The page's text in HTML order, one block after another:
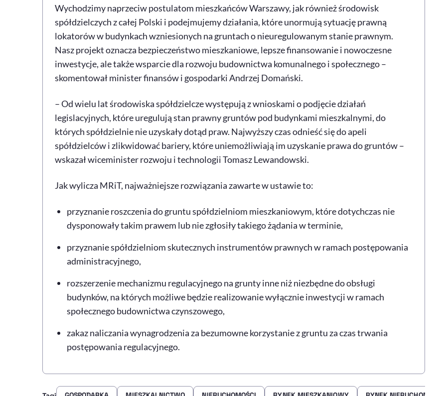
Wychodzimy naprzeciw postulatom mieszkańców Warszawy, jak również środowisk
spółdzielczych z całej Polski i podejmujemy działania, które unormują sytuację prawną
lokatorów w budynkach wzniesionych na gruntach o nieuregulowanym stanie prawnym.
Nasz projekt oznacza bezpieczeństwo mieszkaniowe, lepsze finansowanie i nowoczesne
inwestycje, ale także wsparcie dla rozwoju budownictwa komunalnego i społecznego –
skomentował minister finansów i gospodarki Andrzej Domański.
– Od wielu lat środowiska spółdzielcze występują z wnioskami o podjęcie działań
legislacyjnych, które uregulują stan prawny gruntów pod budynkami mieszkalnymi, do
których spółdzielnie nie uzyskały dotąd praw. Najwyższy czas odnieść się do apeli
spółdzielców i zlikwidować bariery, które uniemożliwiają im uzyskanie prawa do gruntów –
wskazał wiceminister rozwoju i technologii Tomasz Lewandowski.
Jak wylicza MRiT, najważniejsze rozwiązania zawarte w ustawie to:
przyznanie roszczenia do gruntu spółdzielniom mieszkaniowym, które dotychczas nie
dysponowały takim prawem lub nie zgłosiły takiego żądania w terminie,
przyznanie spółdzielniom skutecznych instrumentów prawnych w ramach postępowania
administracyjnego,
rozszerzenie mechanizmu regulacyjnego na grunty inne niż niezbędne do obsługi
budynków, na których możliwe będzie realizowanie wyłącznie inwestycji w ramach
społecznego budownictwa czynszowego,
zakaz naliczania wynagrodzenia za bezumowne korzystanie z gruntu za czas trwania
postępowania regulacyjnego.